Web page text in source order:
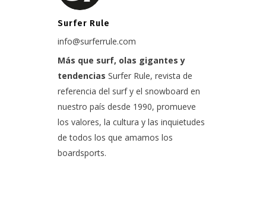
Surfer Rule
info@surferrule.com
Más que surf, olas gigantes y
tendencias Surfer Rule, revista de
referencia del surf y el snowboard en
nuestro país desde 1990, promueve
los valores, la cultura y las inquietudes
de todos los que amamos los
boardsports.